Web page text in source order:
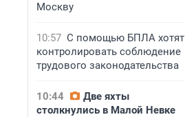
Москву
10:57 С помощью БПЛА хотят
контролировать соблюдение
трудового законодательства
10:44
Две яхты
столкнулись в Малой Невке